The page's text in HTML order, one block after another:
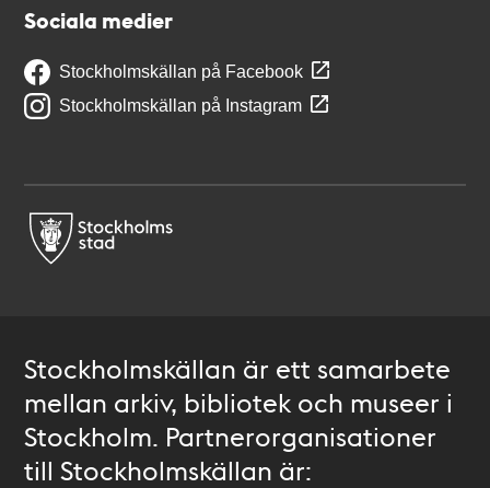
Sociala medier
Stockholmskällan på Facebook
Stockholmskällan på Instagram
Stockholmskällan är ett samarbete
mellan arkiv, bibliotek och museer i
Stockholm. Partnerorganisationer
till Stockholmskällan är: